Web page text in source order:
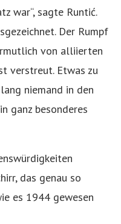
war“, sagte Runtić.
Der Rumpf
von alliierten
verstreut. Etwas zu
niemand in den
ganz besonderes
das genau so
es 1944 gewesen